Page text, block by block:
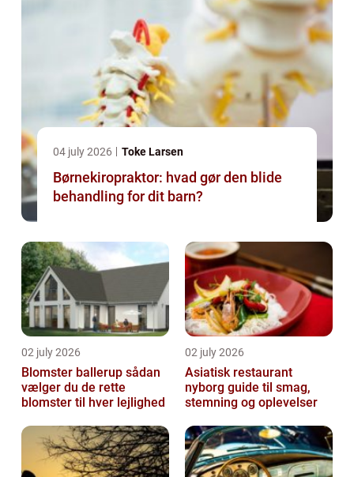
04 july 2026 Toke Larsen
Børnekiropraktor: hvad gør den blide
behandling for dit barn?
02 july 2026
Blomster ballerup sådan
vælger du de rette
blomster til hver lejlighed
02 july 2026
Asiatisk restaurant
nyborg guide til smag,
stemning og oplevelser